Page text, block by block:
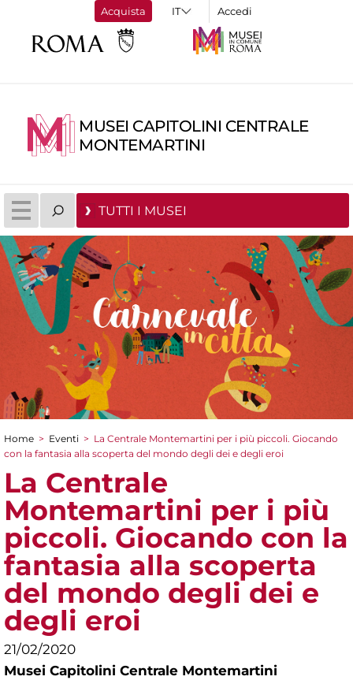
Acquista Accedi
MUSEI CAPITOLINI CENTRALE
MONTEMARTINI
TUTTI I MUSEI
Tu sei qui
Home > Eventi > La Centrale Montemartini per i più piccoli. Giocando
con la fantasia alla scoperta del mondo degli dei e degli eroi
La Centrale
Montemartini per i più
piccoli. Giocando con la
fantasia alla scoperta
del mondo degli dei e
degli eroi
21/02/2020
Musei Capitolini Centrale Montemartini